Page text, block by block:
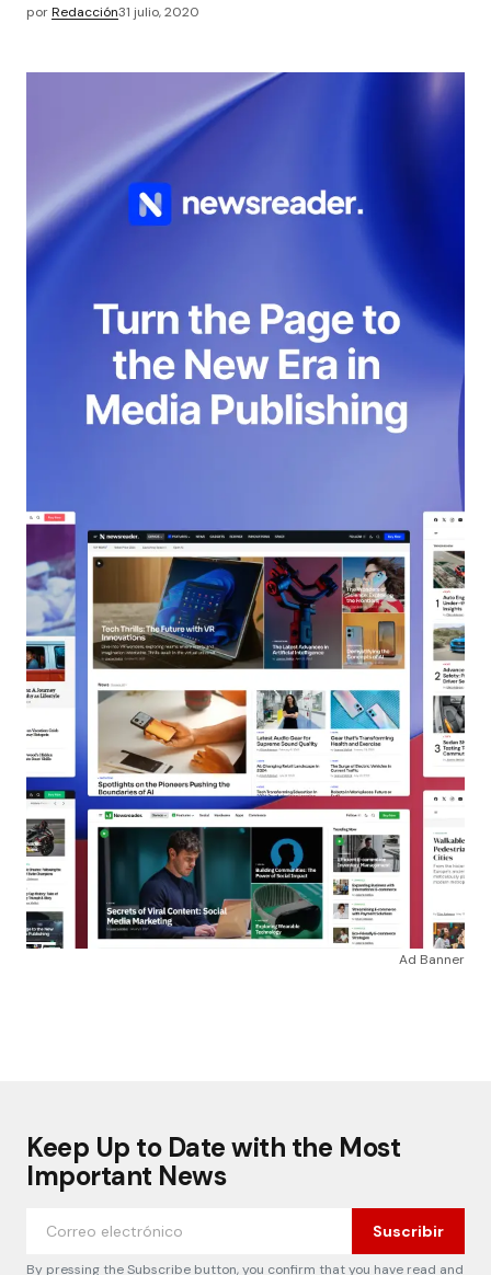
porRedacción31 julio, 2020
Ad Banner
Keep Up to Date with the Most
Important News
Suscribir
By pressing the Subscribe button, you confirm that you have read and